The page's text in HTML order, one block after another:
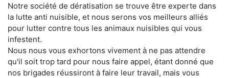
Notre société de dératisation se trouve être experte dans
la lutte anti nuisible, et nous serons vos meilleurs alliés
pour lutter contre tous les animaux nuisibles qui vous
infestent.
Nous nous vous exhortons vivement à ne pas attendre
qu'il soit trop tard pour nous faire appel, étant donné que
nos brigades réussiront à faire leur travail, mais vous